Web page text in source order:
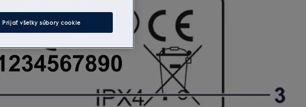
Prijať všetky súbory cookie